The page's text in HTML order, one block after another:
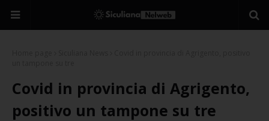
Covid in provincia di Agrigento,
positivo un tampone su tre